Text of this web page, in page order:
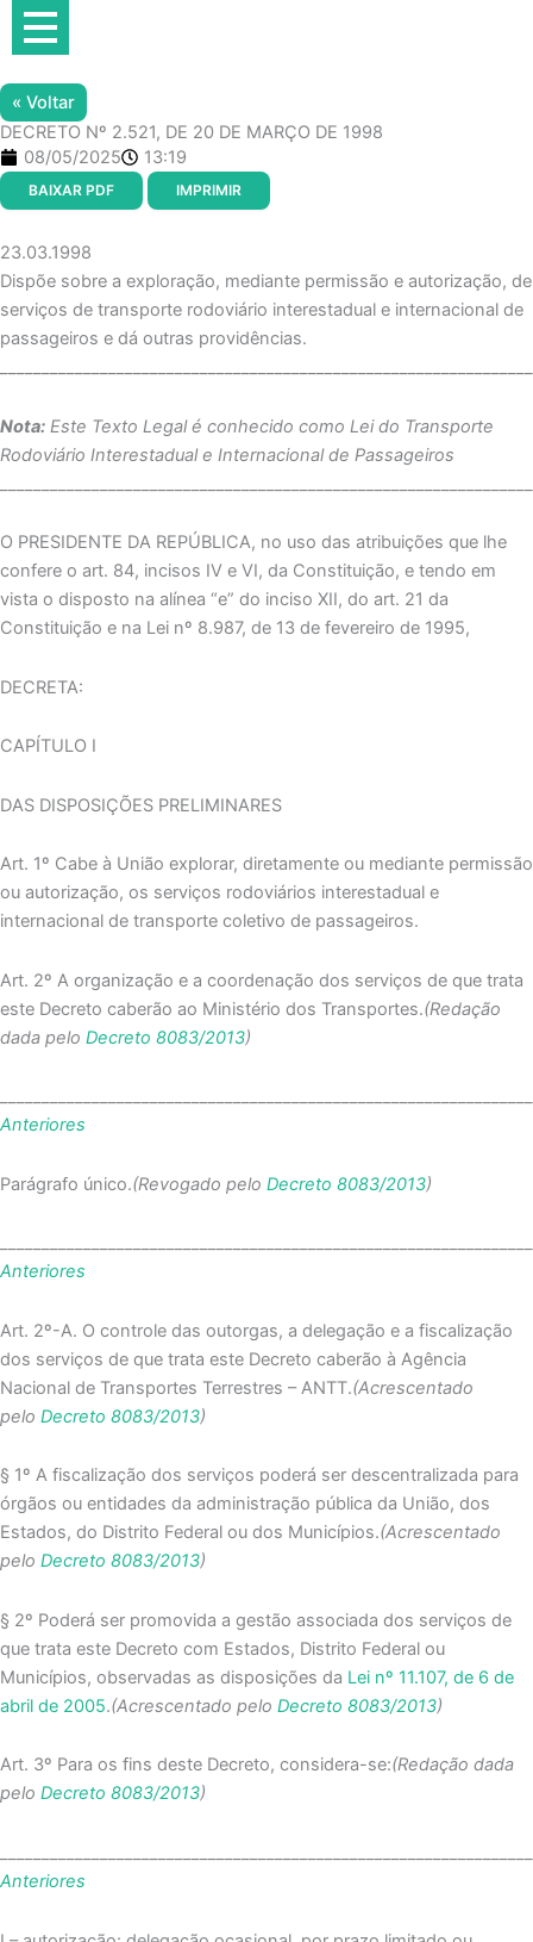
para
conteúdo
« Voltar
DECRETO Nº 2.521, DE 20 DE MARÇO DE 1998
08/05/2025
13:19
BAIXAR PDF IMPRIMIR
23.03.1998
Dispõe sobre a exploração, mediante permissão e autorização, de
serviços de transporte rodoviário interestadual e internacional de
passageiros e dá outras providências.
Nota: Este Texto Legal é conhecido como Lei do Transporte
Rodoviário Interestadual e Internacional de Passageiros
O PRESIDENTE DA REPÚBLICA, no uso das atribuições que lhe
confere o art. 84, incisos IV e VI, da Constituição, e tendo em
vista o disposto na alínea “e” do inciso XII, do art. 21 da
Constituição e na Lei nº 8.987, de 13 de fevereiro de 1995,
DECRETA:
CAPÍTULO I
DAS DISPOSIÇÕES PRELIMINARES
Art. 1º Cabe à União explorar, diretamente ou mediante permissão
ou autorização, os serviços rodoviários interestadual e
internacional de transporte coletivo de passageiros.
Art. 2º A organização e a coordenação dos serviços de que trata
este Decreto caberão ao Ministério dos Transportes.(Redação
dada pelo Decreto 8083/2013)
Anteriores
Parágrafo único.(Revogado pelo Decreto 8083/2013)
Anteriores
Art. 2º-A. O controle das outorgas, a delegação e a fiscalização
dos serviços de que trata este Decreto caberão à Agência
Nacional de Transportes Terrestres – ANTT.(Acrescentado
pelo Decreto 8083/2013)
§ 1º A fiscalização dos serviços poderá ser descentralizada para
órgãos ou entidades da administração pública da União, dos
Estados, do Distrito Federal ou dos Municípios.(Acrescentado
pelo Decreto 8083/2013)
§ 2º Poderá ser promovida a gestão associada dos serviços de
que trata este Decreto com Estados, Distrito Federal ou
Municípios, observadas as disposições da Lei nº 11.107, de 6 de
abril de 2005.(Acrescentado pelo Decreto 8083/2013)
Art. 3º Para os fins deste Decreto, considera-se:(Redação dada
pelo Decreto 8083/2013)
Anteriores